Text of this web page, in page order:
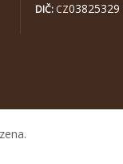
DIČ: CZ03825329